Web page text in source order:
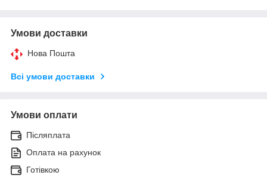
Умови доставки
Нова Пошта
Всі умови доставки
Умови оплати
Післяплата
Оплата на рахунок
Готівкою